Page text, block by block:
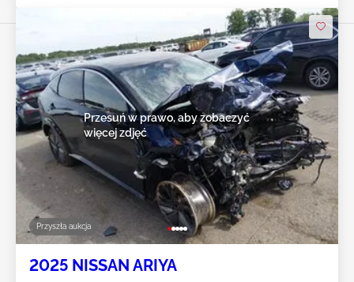
Przyszła aukcja
Przesuń w prawo, aby zobaczyć
więcej zdjęć
2025 NISSAN ARIYA